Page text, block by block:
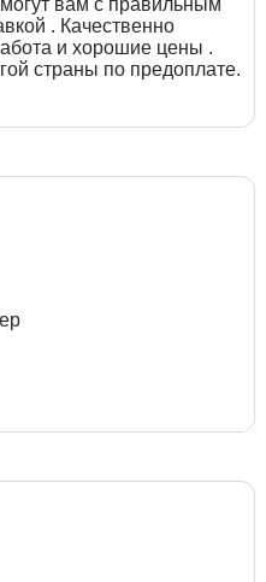
. Качественно
и хорошие цены .
страны по предоплате.